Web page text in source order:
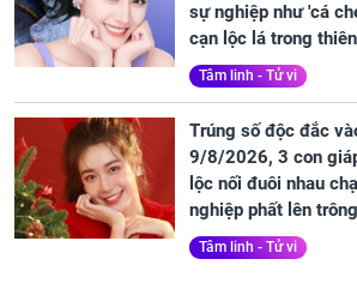
sự nghiệp như 'cá
cạn lộc lá trong
Tâm linh - Tử vi
Trúng số độc đắc
9/8/2026, 3 con
lộc nối đuôi nhau
nghiệp phất lên
Tâm linh - Tử vi